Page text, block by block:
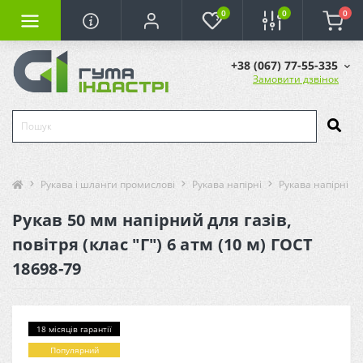
0 0 0
+38 (067) 77-55-335
Замовити дзвінок
Рукава і шланги промислові Рукава напірні Рукава напірні
Рукав 50 мм напірний для газів,
повітря (клас "Г") 6 атм (10 м) ГОСТ
18698-79
18 місяців гарантії
Популярний